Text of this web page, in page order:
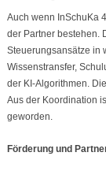
Auch wenn InSchuKa
der Partner bestehen.
Steuerungsansätze in
Wissenstransfer,
der KI-Algorithmen.
Aus der Koordination
geworden.
Förderung und